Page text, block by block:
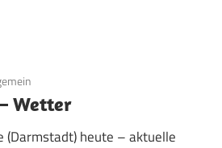
Wetter
(Darmstadt) heute – aktuelle